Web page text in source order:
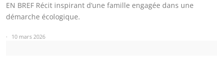
EN BREF Récit inspirant d’une famille engagée dans une
démarche écologique.
10 mars 2026